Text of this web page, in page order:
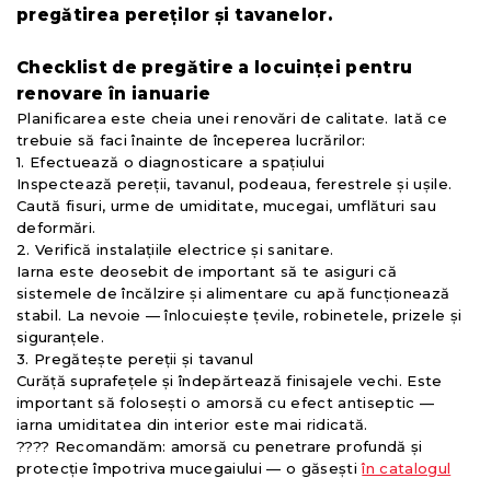
pregătirea pereților și tavanelor.
Checklist de pregătire a locuinței pentru
renovare în ianuarie
Planificarea este cheia unei renovări de calitate. Iată ce
trebuie să faci înainte de începerea lucrărilor:
1. Efectuează o diagnosticare a spațiului
Inspectează pereții, tavanul, podeaua, ferestrele și ușile.
Caută fisuri, urme de umiditate, mucegai, umflături sau
deformări.
2. Verifică instalațiile electrice și sanitare.
Iarna este deosebit de important să te asiguri că
sistemele de încălzire și alimentare cu apă funcționează
stabil. La nevoie — înlocuiește țevile, robinetele, prizele și
siguranțele.
3. Pregătește pereții și tavanul
Curăță suprafețele și îndepărtează finisajele vechi. Este
important să folosești o amorsă cu efect antiseptic —
iarna umiditatea din interior este mai ridicată.
???? Recomandăm: amorsă cu penetrare profundă și
protecție împotriva mucegaiului — o găseștiîn catalogul